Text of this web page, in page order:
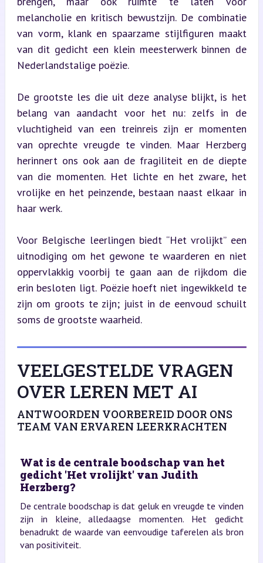
melancholie en kritisch bewustzijn. De combinatie
van vorm, klank en spaarzame stijlfiguren maakt
van dit gedicht een klein meesterwerk binnen de
Nederlandstalige poëzie.
De grootste les die uit deze analyse blijkt, is het
belang van aandacht voor het nu: zelfs in de
vluchtigheid van een treinreis zijn er momenten
van oprechte vreugde te vinden. Maar Herzberg
herinnert ons ook aan de fragiliteit en de diepte
van die momenten. Het lichte en het zware, het
vrolijke en het peinzende, bestaan naast elkaar in
haar werk.
Voor Belgische leerlingen biedt “Het vrolijkt” een
uitnodiging om het gewone te waarderen en niet
oppervlakkig voorbij te gaan aan de rijkdom die
erin besloten ligt. Poëzie hoeft niet ingewikkeld te
zijn om groots te zijn; juist in de eenvoud schuilt
soms de grootste waarheid.
VEELGESTELDE VRAGEN
OVER LEREN MET AI
ANTWOORDEN VOORBEREID DOOR ONS
TEAM VAN ERVAREN LEERKRACHTEN
Wat is de centrale boodschap van het
gedicht 'Het vrolijkt' van Judith
Herzberg?
De centrale boodschap is dat geluk en vreugde te vinden
zijn in kleine, alledaagse momenten. Het gedicht
benadrukt de waarde van eenvoudige taferelen als bron
van positiviteit.